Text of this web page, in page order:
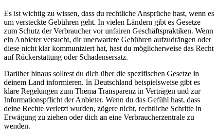
Es ist wichtig zu wissen, dass du rechtliche Ansprüche hast, wenn es
um versteckte Gebühren geht. In vielen Ländern gibt es Gesetze
zum Schutz der Verbraucher vor unfairen Geschäftspraktiken. Wenn
ein Anbieter versucht, dir unerwartete Gebühren aufzudrängen oder
diese nicht klar kommuniziert hat, hast du möglicherweise das Recht
auf Rückerstattung oder Schadensersatz.
Darüber hinaus solltest du dich über die spezifischen Gesetze in
deinem Land informieren. In Deutschland beispielsweise gibt es
klare Regelungen zum Thema Transparenz in Verträgen und zur
Informationspflicht der Anbieter. Wenn du das Gefühl hast, dass
deine Rechte verletzt wurden, zögere nicht, rechtliche Schritte in
Erwägung zu ziehen oder dich an eine Verbraucherzentrale zu
wenden.